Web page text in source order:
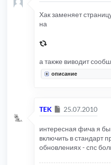
Хак заменяет
на
а также виводит
описание
TEK Сообщение
25.07.2010
интересная фича я
включить в стандарт
обновлениях - спс